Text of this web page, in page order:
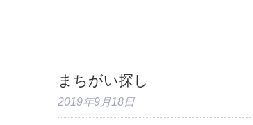
まちがい探し
2019年9月18日